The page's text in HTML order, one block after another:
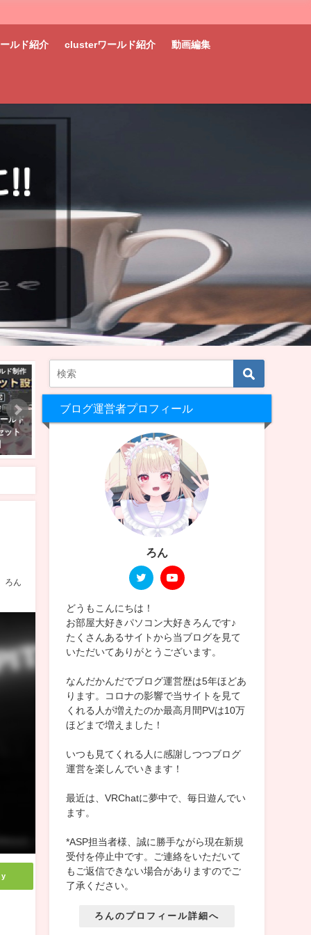
ルド紹介 clusterワールド紹介 動画編集
景観
を
と会
でOK！BOOTHのおすすめワール
遊びたいゲームワールド10
ろん
ブログ運営者プロフィール
ろん
どうもこんにちは！
お部屋大好きパソコン大好きろんです♪
たくさんあるサイトから当ブログを見て
いただいてありがとうございます。
なんだかんだでブログ運営歴は5年ほどあ
ります。コロナの影響で当サイトを見て
くれる人が増えたのか最高月間PVは10万
ほどまで増えました！
いつも見てくれる人に感謝しつつブログ
運営を楽しんでいきます！
最近は、VRChatに夢中で、毎日遊んでい
ます。
*ASP担当者様、誠に勝手ながら現在新規
受付を停止中です。ご連絡をいただいて
もご返信できない場合がありますのでご
了承ください。
ろんのプロフィール詳細へ